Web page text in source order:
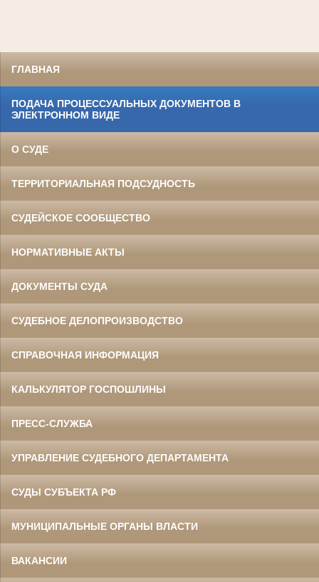
ГЛАВНАЯ
ПОДАЧА ПРОЦЕССУАЛЬНЫХ ДОКУМЕНТОВ В
ЭЛЕКТРОННОМ ВИДЕ
О СУДЕ
ТЕРРИТОРИАЛЬНАЯ ПОДСУДНОСТЬ
СУДЕЙСКОЕ СООБЩЕСТВО
НОРМАТИВНЫЕ АКТЫ
ДОКУМЕНТЫ СУДА
СУДЕБНОЕ ДЕЛОПРОИЗВОДСТВО
СПРАВОЧНАЯ ИНФОРМАЦИЯ
КАЛЬКУЛЯТОР ГОСПОШЛИНЫ
ПРЕСС-СЛУЖБА
УПРАВЛЕНИЕ СУДЕБНОГО ДЕПАРТАМЕНТА
СУДЫ СУБЪЕКТА РФ
МУНИЦИПАЛЬНЫЕ ОРГАНЫ ВЛАСТИ
ВАКАНСИИ